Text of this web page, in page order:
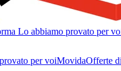
Lo abbiamo provato per
per voiMovidaOfferte